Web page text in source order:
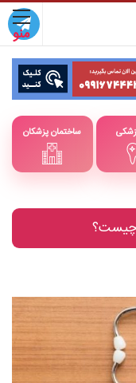
ساختمان پزشکان
چیست؟